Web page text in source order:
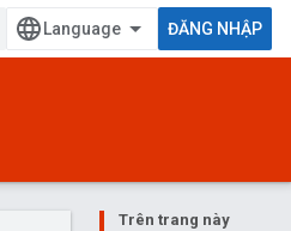
ĐĂNG NHẬP
Trên trang này